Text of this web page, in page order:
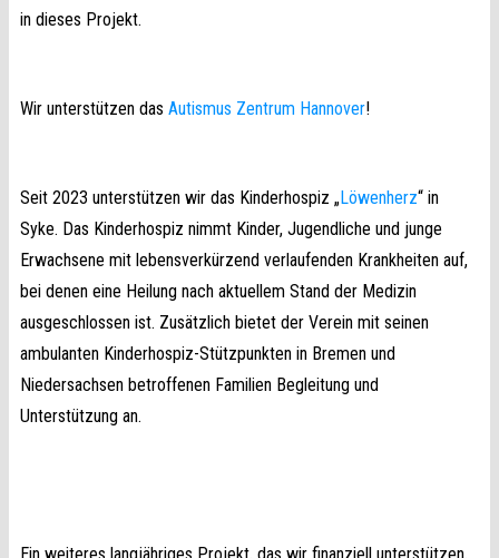
in dieses Projekt.
Wir unterstützen das Autismus Zentrum Hannover!
Seit 2023 unterstützen wir das Kinderhospiz „Löwenherz“ in
Syke. Das Kinderhospiz nimmt Kinder, Jugendliche und junge
Erwachsene mit lebensverkürzend verlaufenden Krankheiten auf,
bei denen eine Heilung nach aktuellem Stand der Medizin
ausgeschlossen ist. Zusätzlich bietet der Verein mit seinen
ambulanten Kinderhospiz-Stützpunkten in Bremen und
Niedersachsen betroffenen Familien Begleitung und
Unterstützung an.